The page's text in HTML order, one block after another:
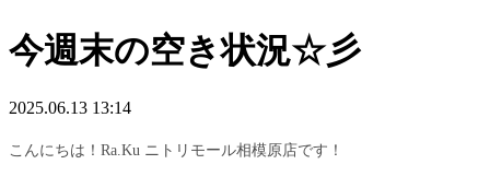
今週末の空き状況☆彡
2025.06.13 13:14
こんにちは！Ra.Ku ニトリモール相模原店です！